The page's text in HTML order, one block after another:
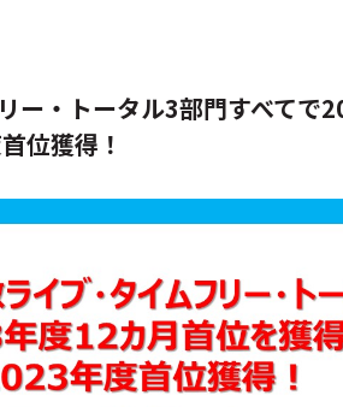
・トータル3部門すべてで
位獲得！